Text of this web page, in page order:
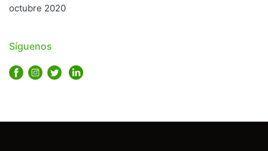
octubre 2020
Síguenos